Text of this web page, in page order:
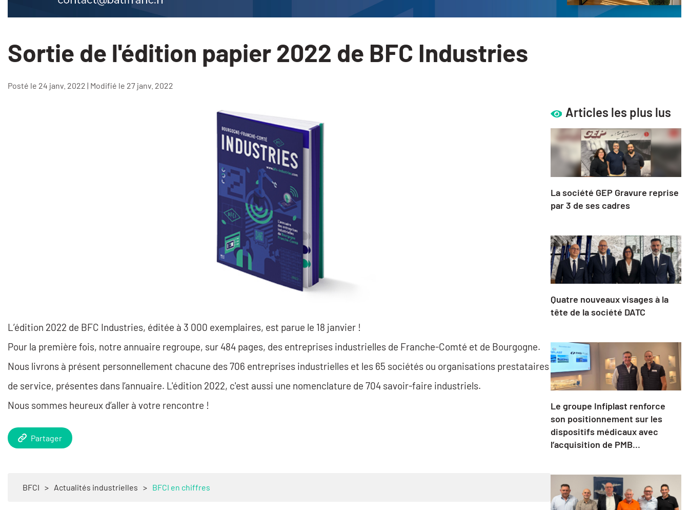
Sortie de l'édition papier 2022 de BFC Industries
Posté le 24 janv. 2022 | Modifié le 27 janv. 2022
L’édition 2022 de BFC Industries, éditée à 3 000 exemplaires, est parue le 18 janvier !
Pour la première fois, notre annuaire regroupe, sur 484 pages, des entreprises industrielles de Franche-Comté et de Bourgogne.
Nous livrons à présent personnellement chacune des 706 entreprises industrielles et les 65 sociétés ou organisations prestataires
de service, présentes dans l’annuaire. L'édition 2022, c'est aussi une nomenclature de 704 savoir-faire industriels.
Nous sommes heureux d’aller à votre rencontre !
Partager
BFCI > Actualités industrielles > BFCI en chiffres
Articles les plus lus
La société GEP Gravure reprise
par 3 de ses cadres
Quatre nouveaux visages à la
tête de la société DATC
Le groupe Infiplast renforce
son positionnement sur les
dispositifs médicaux avec
l’acquisition de PMB...